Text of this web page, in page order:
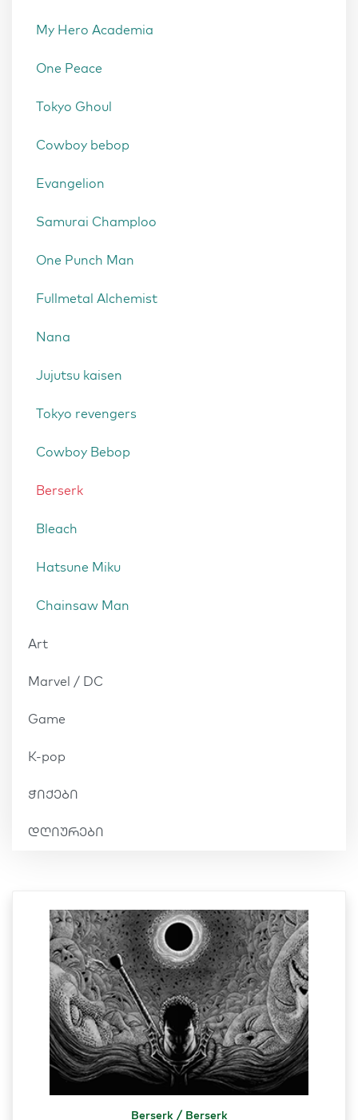
My Hero Academia
One Peace
Tokyo Ghoul
Cowboy bebop
Evangelion
Samurai Champloo
One Punch Man
Fullmetal Alchemist
Nana
Jujutsu kaisen
Tokyo revengers
Cowboy Bebop
Berserk
Bleach
Hatsune Miku
Chainsaw Man
Art
Marvel / DC
Game
K-pop
ჭიქები
დღიურები
Berserk / Berserk